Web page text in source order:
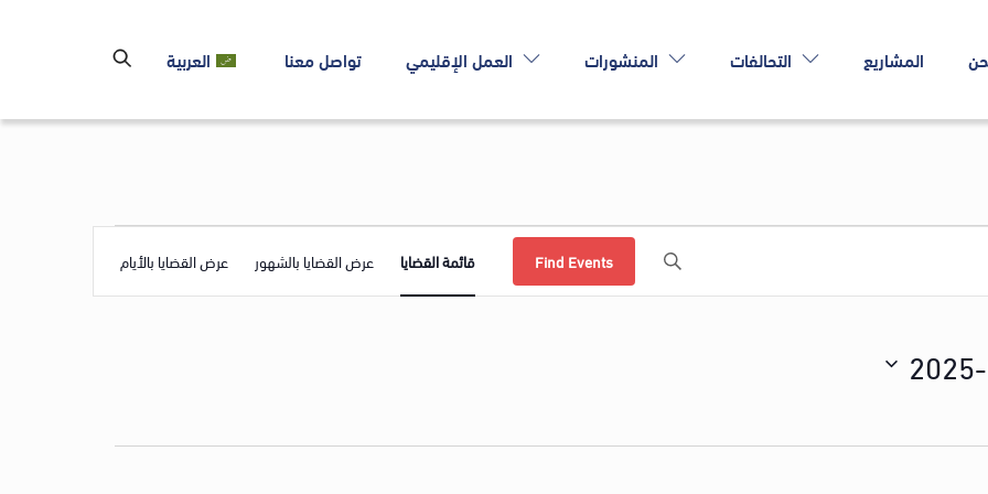
المشاريع التحالفات المنشورات العمل الإقليمي تواصل معنا العربية
Find Events
Event
Views
Navigation
قائمة القضايا عرض القضايا بالشهور عرض القضايا بالأيام